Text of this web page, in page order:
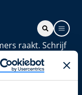
raakt. Schrijf